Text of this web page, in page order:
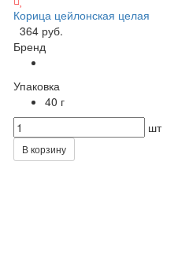
Корица цейлонская целая
364 руб.
Бренд
Упаковка
40 г
шт
В корзину